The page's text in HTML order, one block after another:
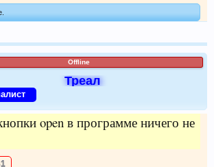
Offline
Треал
open в программе ничего не